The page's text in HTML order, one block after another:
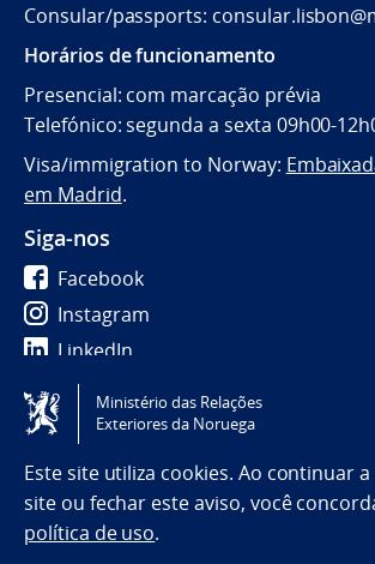
Consular/passports:
Horários de funcionamento
Presencial: com marcação prévia
Telefónico: segunda a sexta 09h00-
Visa/immigration to Norway:
em Madrid.
Siga-nos
Facebook
Instagram
LinkedIn
Tilgjengelighetserklæring /
(NO)
Ministério das Relações
Exteriores da Noruega
Este site utiliza cookies. Ao continuar
site ou fechar este aviso, você
política de uso.